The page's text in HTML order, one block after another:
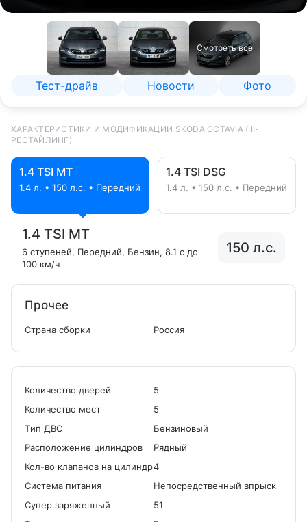
Смотреть все
Тест-драйв Новости Фото
ХАРАКТЕРИСТИКИ И МОДИФИКАЦИИ SKODA OCTAVIA (III-
РЕСТАЙЛИНГ)
1.4 TSI MT
1.4 л. • 150 л.с. • Передний
1.4 TSI DSG
1.4 л. • 150 л.с. • Передний
1.4 TSI MT
6 ступеней, Передний, Бензин, 8.1 с до
100 км/ч
150 л.с.
Прочее
Страна сборки Россия
Количество дверей
5
Количество мест
5
Tип ДВС
Бензиновый
Расположение цилиндров
Рядный
Кол-во клапанов на цилиндр4
Система питания
Непосредственный впрыск
Cупер заряженный
51